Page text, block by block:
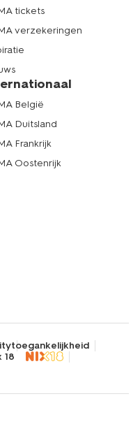
tickets
verzekeringen
België
Duitsland
Frankrijk
Oostenrijk
toegankelijkheid
18